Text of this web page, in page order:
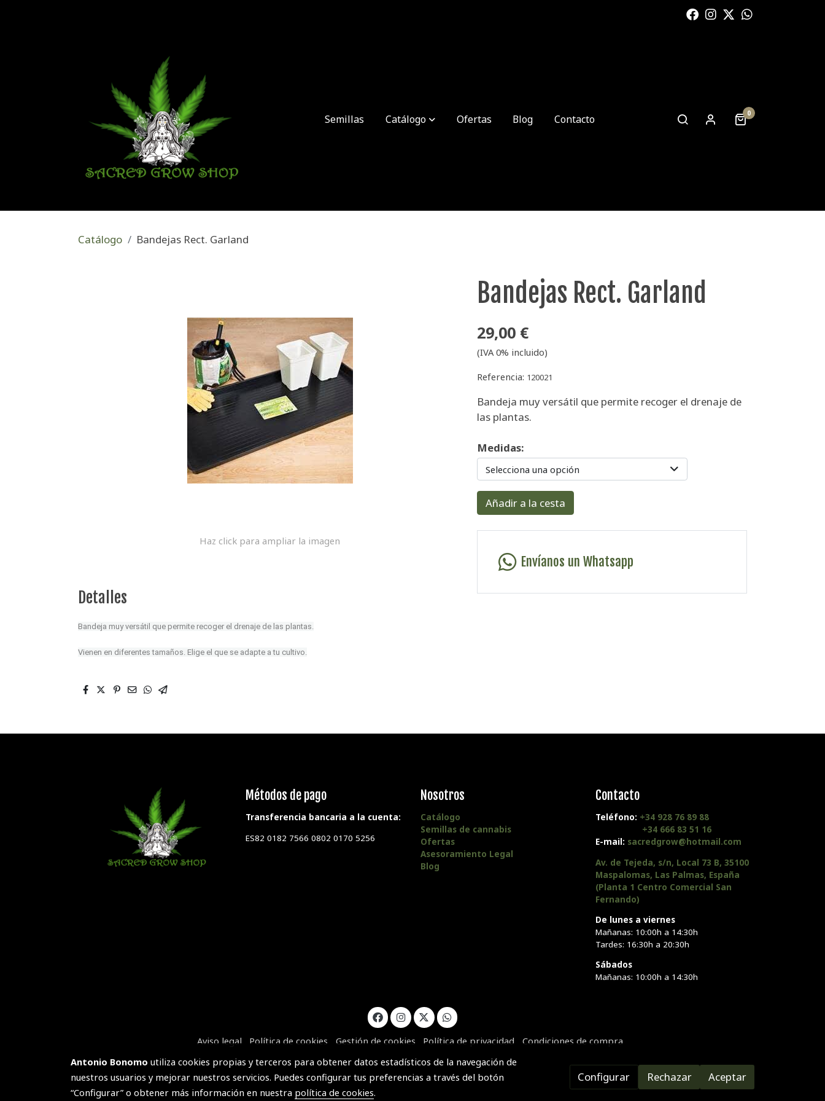
Semillas Catálogo Ofertas Blog Contacto 0
Catálogo Bandejas Rect. Garland
Haz click para ampliar la imagen
Detalles
Bandeja muy versátil que permite recoger el drenaje de las plantas.
Vienen en diferentes tamaños. Elige el que se adapte a tu cultivo.
Bandejas Rect. Garland
29,00 €
(IVA 0% incluido)
Referencia: 120021
Bandeja muy versátil que permite recoger el drenaje de
las plantas.
Medidas:
Selecciona una opción
Añadir a la cesta
Envíanos un Whatsapp
Métodos de pago
Transferencia bancaria a la cuenta:
ES82 0182 7566 0802 0170 5256
Nosotros
Catálogo
Semillas de cannabis
Ofertas
Asesoramiento Legal
Blog
Contacto
Teléfono: +34 928 76 89 88
+34 666 83 51 16
E-mail: sacredgrow@hotmail.com
Av. de Tejeda, s/n, Local 73 B, 35100
Maspalomas, Las Palmas, España
(Planta 1 Centro Comercial San
Fernando)
De lunes a viernes
Mañanas: 10:00h a 14:30h
Tardes: 16:30h a 20:30h
Sábados
Mañanas: 10:00h a 14:30h
Aviso legal Política de cookies Gestión de cookies Política de privacidad
Condiciones de compra
Antonio Bonomo utiliza cookies propias y terceros para obtener datos estadísticos de la navegación de
nuestros usuarios y mejorar nuestros servicios. Puedes configurar tus preferencias a través del botón
“Configurar” o obtener más información en nuestra política de cookies.
Configurar Rechazar Aceptar